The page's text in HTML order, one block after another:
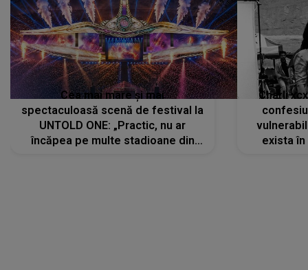
Cea mai mare și mai
spectaculoasă scenă de festival la
UNTOLD ONE: „Practic, nu ar
încăpea pe multe stadioane din
Charli
exista